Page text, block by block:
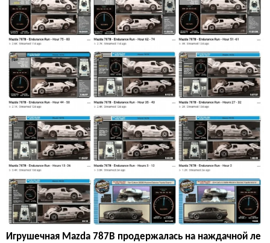
Игрушечная Mazda 787B продержалась на наждачной ле